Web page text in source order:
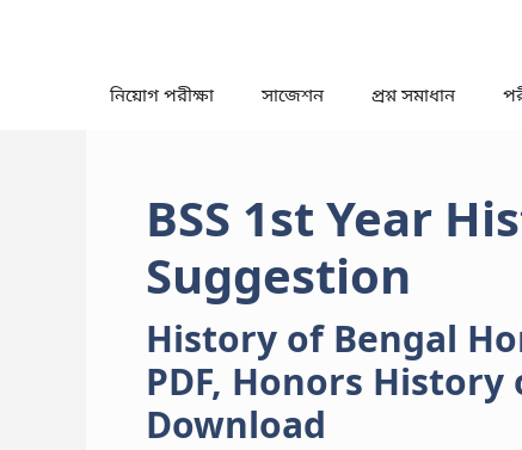
নিয়োগ পরীক্ষা সাজেশন প্রশ্ন সমাধান
BSS 1st Year
Suggestion
History of Bengal
PDF, Honors History
Download